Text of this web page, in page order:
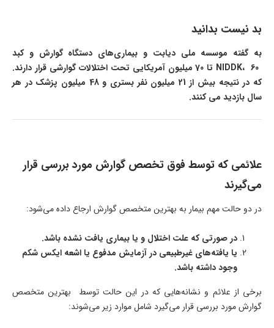
بد نیست بدانید
به گفته موسسه ملی دیابت و بیماری‌های دستگاه گوارش و کبد
،
60 تا 70 میلیون آمریکایی تحت اختلالات گوارشی قرار دارند.
که در نتیجه بیش از 21 میلیون نفر بستری و 48 میلیون پزشک در هر
سال بازدید می کنند.
علائمی که توسط فوق تخصص گوارش مورد بررسی قرار
می‌گیرند
در دو حالت مهم بیمار به بهترین متخصص گوارش ارجاع داده می‌شود:
در صورتی که علت اختلال و یا بیماری یافت نشده باشد.
یا یافته‌های غیرطبیعی در آزمایش مدفوع یا اشعه ایکس شکم
وجود داشته باشد.
برخی از علائم و نشانه‌هایی که در این حالت توسط بهترین متخصص
گوارش مورد بررسی قرار می‌گیرد شامل موارد زیر می‌شوند: